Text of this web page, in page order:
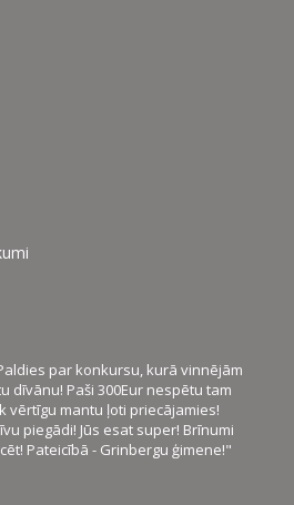
par konkursu, kurā vinnējām
dīvānu! Paši 300Eur nespētu tam
vērtīgu mantu ļoti priecājamies!
piegādi! Jūs esat super! Brīnumi
Pateicībā - Grinbergu ģimene!"